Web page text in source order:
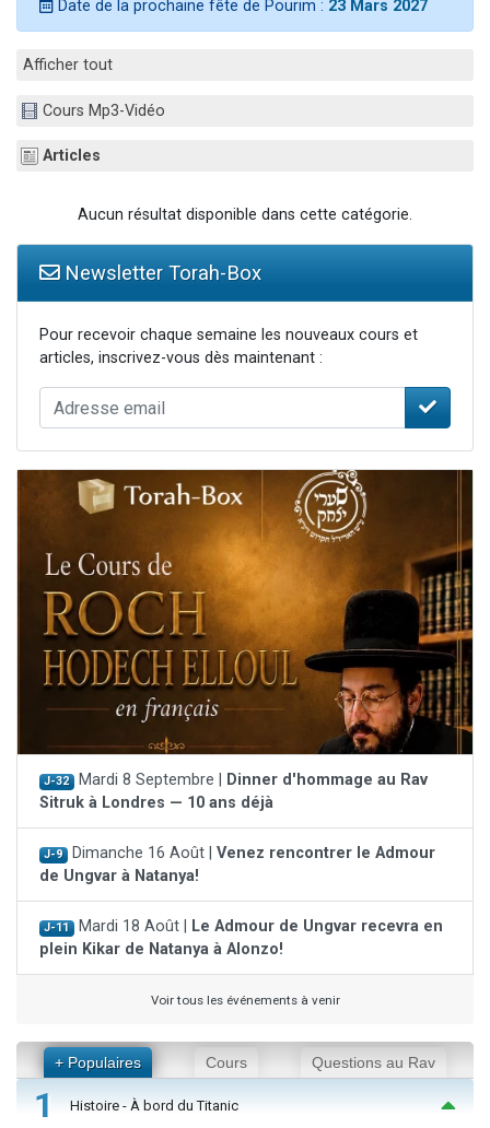
Date de la prochaine fête de Pourim : 23 Mars 2027
Afficher tout
Cours Mp3-Vidéo
Articles
Aucun résultat disponible dans cette catégorie.
Newsletter Torah-Box
Pour recevoir chaque semaine les nouveaux cours et
articles, inscrivez-vous dès maintenant :
J-32 Mardi 8 Septembre |
Dinner d'hommage au Rav
Sitruk à Londres — 10 ans déjà
J-9 Dimanche 16 Août | Venez rencontrer le Admour
de Ungvar à Natanya!
J-11 Mardi 18 Août |
Le Admour de Ungvar recevra en
plein Kikar de Natanya à Alonzo!
Voir tous les événements à venir
+ Populaires Cours Questions au Rav
1 Histoire - À bord du Titanic